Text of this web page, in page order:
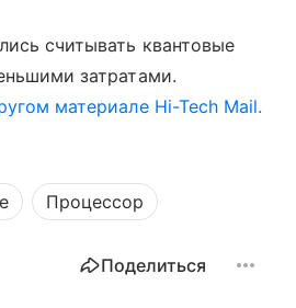
считывать квантовые
затратами.
материале Hi-Tech Mail.
Процессор
Поделиться